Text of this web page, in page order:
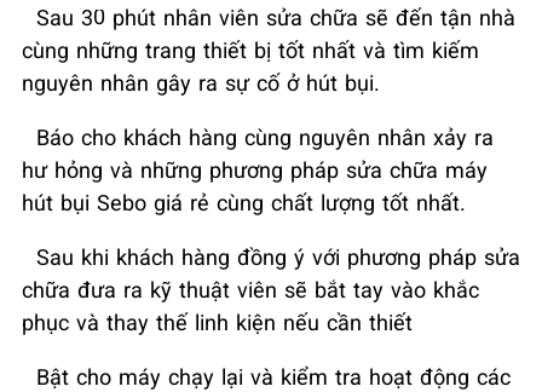
Sau 30 phút nhân viên sửa chữa sẽ đến tận nhà
cùng những trang thiết bị tốt nhất và tìm kiếm
nguyên nhân gây ra sự cố ở hút bụi.
Báo cho khách hàng cùng nguyên nhân xảy ra
hư hỏng và những phương pháp sửa chữa máy
hút bụi Sebo giá rẻ cùng chất lượng tốt nhất.
Sau khi khách hàng đồng ý với phương pháp sửa
chữa đưa ra kỹ thuật viên sẽ bắt tay vào khắc
phục và thay thế linh kiện nếu cần thiết
Bật cho máy chạy lại và kiểm tra hoạt động các